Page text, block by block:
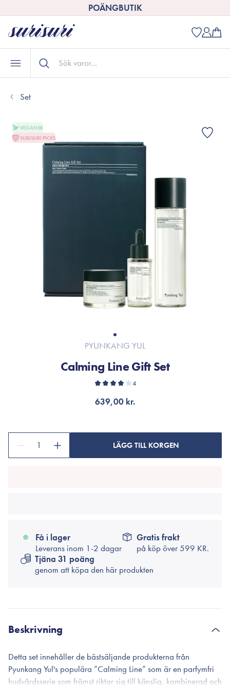
POÄNGBUTIK
Set
VEGANSK
SURISURI PICKS
PYUNKANG YUL
Calming Line Gift Set
4
639,00 kr.
1 LÄGG TILL KORGEN
Få i lager
Leverans inom 1-2 dagar
Gratis frakt
på köp över599 KR.
Tjäna 31 poäng
genom att köpa den här produkten
Beskrivning
Detta set innehåller de bästsäljande produkterna från
Pyunkang Yul's populära ”Calming Line” som är en parfymfri
hudvårdsserie som främst riktar sig till känslig, kombinerad och